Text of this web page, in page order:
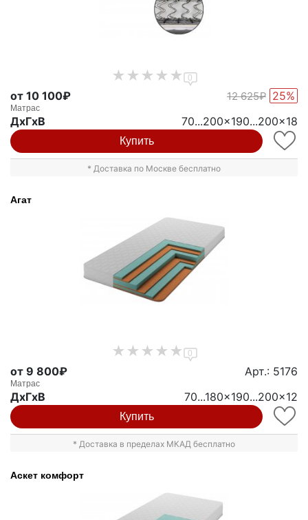
0
от 10 100₽ 12 625₽ 25%
Матрас
ДxГxВ 70...200x190...200x18
Купить
* Доставка по Москве бесплатно
Агат
0
от 9 800₽ Арт.: 5176
Матрас
ДxГxВ 70...180x190...200x12
Купить
* Доставка в пределах МКАД бесплатно
Аскет комфорт